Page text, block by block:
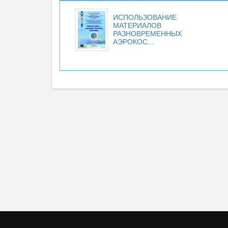
ИСПОЛЬЗОВАНИЕ
МАТЕРИАЛОВ
РАЗНОВРЕМЕННЫХ
АЭРОКОС...